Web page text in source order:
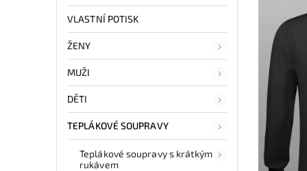
VLASTNÍ POTISK
ŽENY
MUŽI
DĚTI
TEPLÁKOVÉ SOUPRAVY
Teplákové soupravy s krátkým
rukávem